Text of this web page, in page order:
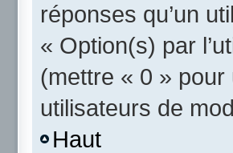
réponses qu’un
« Option(s) par
(mettre « 0 »
utilisateurs de
Haut